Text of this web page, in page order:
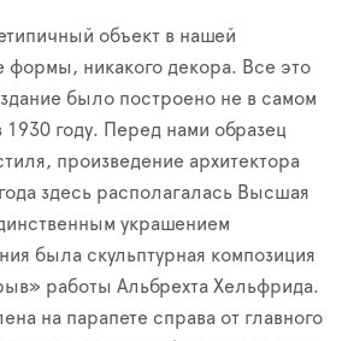
объект в нашей
формы, никакого декора. Все это
было построено не в самом
1930 году. Перед нами образец
произведение архитектора
здесь располагалась Высшая
украшением
была скульптурная композиция
работы Альбрехта Хельфрида.
на парапете справа от главного